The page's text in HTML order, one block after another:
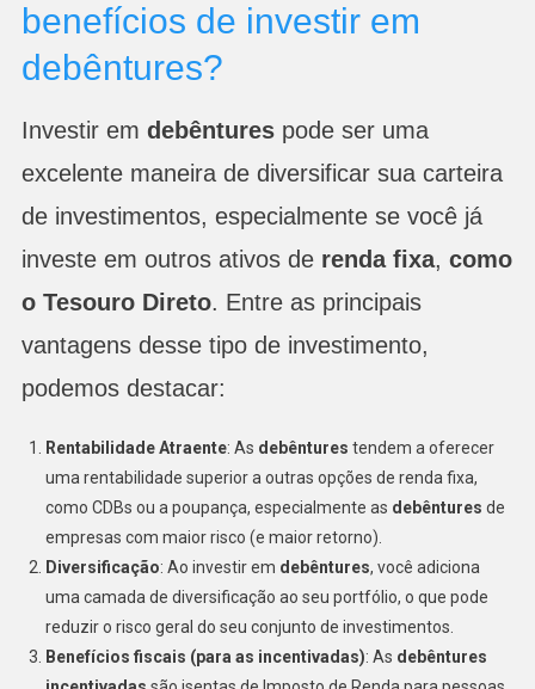
benefícios de investir em
debêntures?
Investir em debênturespode ser uma
excelente maneira de diversificar sua carteira
de investimentos, especialmente se você já
investe em outros ativos de renda fixa, como
o Tesouro Direto. Entre as principais
vantagens desse tipo de investimento,
podemos destacar:
Rentabilidade Atraente: As debêntures tendem a oferecer
uma rentabilidade superior a outras opções de renda fixa,
como CDBs ou a poupança, especialmente as debêntures de
empresas com maior risco (e maior retorno).
Diversificação: Ao investir em debêntures, você adiciona
uma camada de diversificação ao seu portfólio, o que pode
reduzir o risco geral do seu conjunto de investimentos.
Benefícios fiscais (para as incentivadas): As debêntures